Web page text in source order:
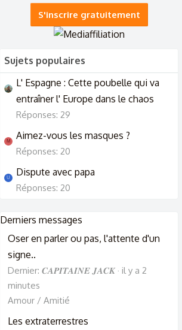
S'inscrire gratuitement
Sujets populaires
L' Espagne : Cette poubelle qui va
entraîner l' Europe dans le chaos
Réponses: 29
M Aimez-vous les masques ?
Réponses: 20
U Dispute avec papa
Réponses: 20
Derniers messages
Oser en parler ou pas, l'attente d'un
signe..
Dernier: 𝑪𝑨𝑷𝑰𝑻𝑨𝑰𝑵𝑬 𝑱𝑨𝑪𝑲 il y a 2
minutes
Amour / Amitié
Les extraterrestres